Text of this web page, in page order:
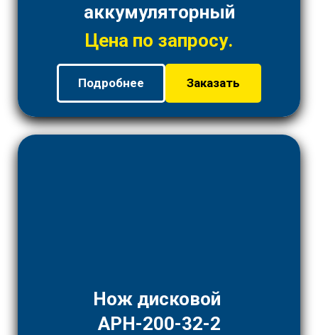
аккумуляторный
Цена по запросу.
Подробнее Заказать
Нож дисковой
АРН-200-32-2